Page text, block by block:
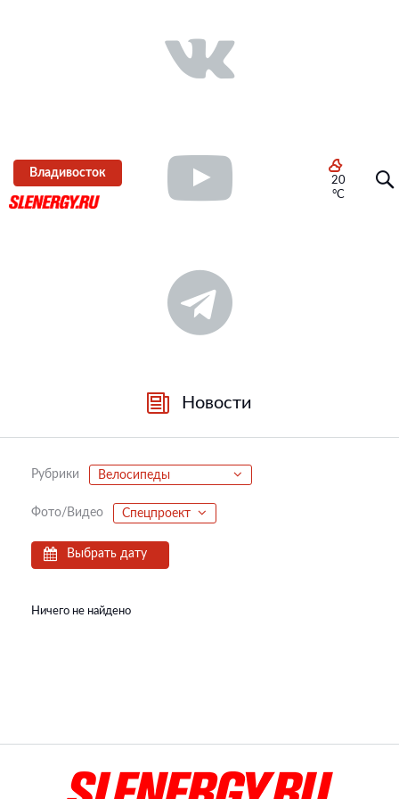
Владивосток
20
°C
Новости
Рубрики Велосипеды
Фото/Видео Спецпроект
Выбрать дату
Ничего не найдено